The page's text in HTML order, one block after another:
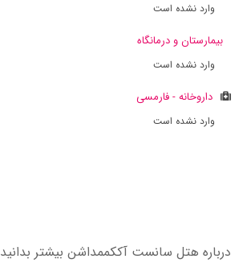
وارد نشده است
بیمارستان و درمانگاه
وارد نشده است
داروخانه - فارمسی
وارد نشده است
درباره هتل سانست آککممداشن بیشتر بدانید